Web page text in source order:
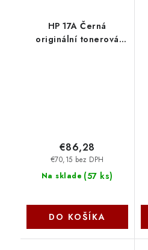
HP 17A Černá
originální tonerová
Na sklade (57 ks)
€70,15 bez DPH
€86,28
DO KOŠÍKA